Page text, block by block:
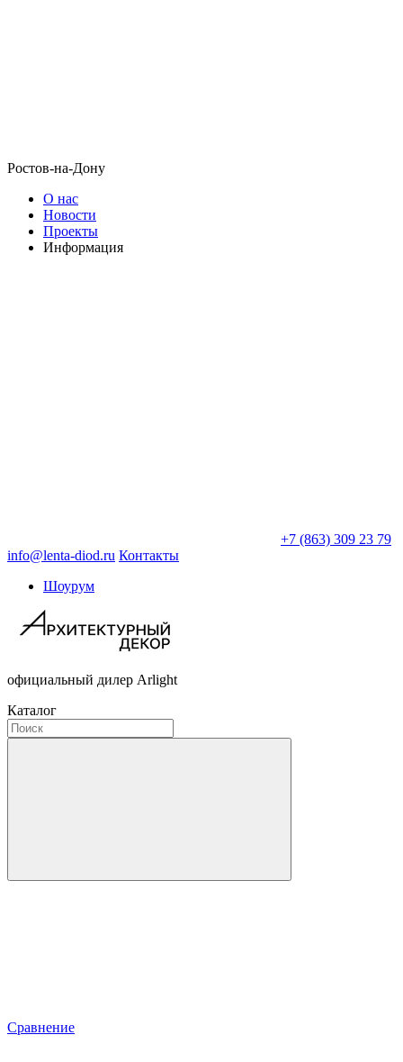
Ростов-на-Дону
О нас
Новости
Проекты
Информация
+7 (863) 309 23 79
info@lenta-diod.ru Контакты
Шоурум
официальный дилер Arlight
Каталог
Сравнение